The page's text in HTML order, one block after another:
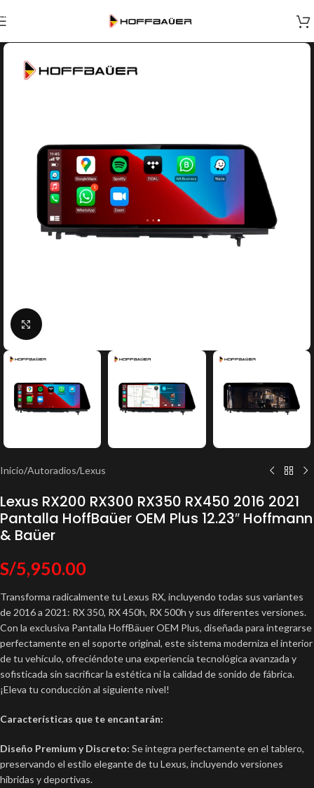
Skip to navigation
Skip to main content
Click to enlarge
Inicio/Autoradios/Lexus
Lexus RX200 RX300 RX350 RX450 2016 2021
Pantalla HoffBaüer OEM Plus 12.23″ Hoffmann
& Baüer
S/5,950.00
Transforma radicalmente tu Lexus RX, incluyendo todas sus variantes
de 2016 a 2021: RX 350, RX 450h, RX 500h y sus diferentes versiones.
Con la exclusiva Pantalla HoffBäuer OEM Plus, diseñada para integrarse
perfectamente en el soporte original, este sistema moderniza el interior
de tu vehículo, ofreciéndote una experiencia tecnológica avanzada y
sofisticada sin sacrificar la estética ni la calidad de sonido de fábrica.
¡Eleva tu conducción al siguiente nivel!
Características que te encantarán:
Diseño Premium y Discreto: Se integra perfectamente en el tablero,
preservando el estilo elegante de tu Lexus, incluyendo versiones
híbridas y deportivas.